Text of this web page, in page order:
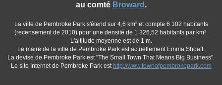
au comté Broward .
La ville de Pembroke Park s'étend sur 4,6 km² et compte 6 102 habitants
(recensement de 2010) pour une densité de 1 326,52 habitants par km².
L'altitude moyenne est de 1 m.
Le maire de la ville de Pembroke Park est actuellement Emma Shoaff.
La devise de Pembroke Park est "The Small Town That Means Big Business".
Le site Internet de Pembroke Park est http://www.townofpembrokepark.com